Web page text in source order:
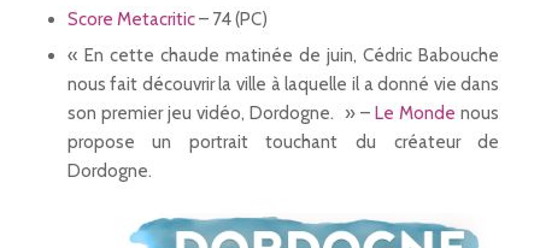
Score Metacritic– 74 (PC)
« En cette chaude matinée de juin, Cédric Babouche
nous fait découvrir la ville à laquelle il a donné vie dans
son premier jeu vidéo, Dordogne. » –Le Monde nous
propose un portrait touchant du créateur de
Dordogne.